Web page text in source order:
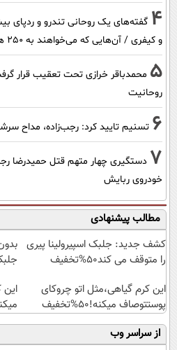
4
و کیفری / آن‌هایی که می‌خواهند به ۲۵۰ هزار نفر بپیوندند بدانند ...
5 محمدباقر خرازی تحت تعقیب قرار
روحانیت
6 تسنیم تایید کرد: رجب‌زاده، مداح
7 دستگیری چهار متهم قتل حمیدرضا
خودروی ربایش
مطالب پیشنهادی
کشف جدید: جلبک اسپیرولینا پیری
را متوقف می کند50%تخفیف
این کرم گیاهی،مثل اتو چروکای
پوستتوصاف میکنه!50%تخفیف
از سراسر وب